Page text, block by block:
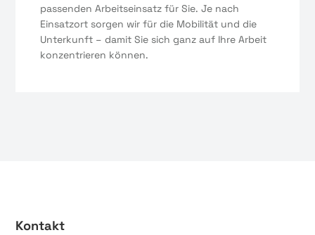
passenden Arbeitseinsatz für Sie. Je nach
Einsatzort sorgen wir für die Mobilität und die
Unterkunft – damit Sie sich ganz auf Ihre Arbeit
konzentrieren können.
Kontakt